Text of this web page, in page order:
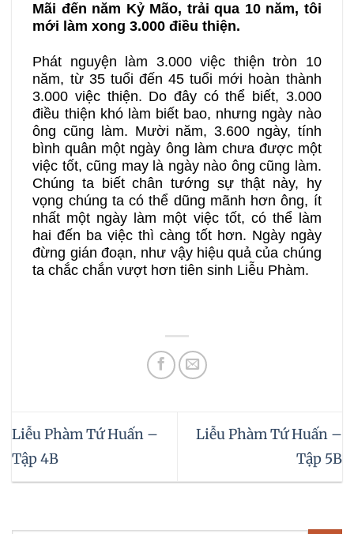
Mãi đến năm Kỷ Mão, trải qua 10 năm, tôi
mới làm xong 3.000 điều thiện.
Phát nguyện làm 3.000 việc thiện tròn 10
năm, từ 35 tuổi đến 45 tuổi mới hoàn thành
3.000 việc thiện. Do đây có thể biết, 3.000
điều thiện khó làm biết bao, nhưng ngày nào
ông cũng làm. Mười năm, 3.600 ngày, tính
bình quân một ngày ông làm chưa được một
việc tốt, cũng may là ngày nào ông cũng làm.
Chúng ta biết chân tướng sự thật này, hy
vọng chúng ta có thể dũng mãnh hơn ông, ít
nhất một ngày làm một việc tốt, có thể làm
hai đến ba việc thì càng tốt hơn. Ngày ngày
đừng gián đoạn, như vậy hiệu quả của chúng
ta chắc chắn vượt hơn tiên sinh Liễu Phàm.
Liễu Phàm Tứ Huấn –
Tập 4B
Liễu Phàm Tứ Huấn –
Tập 5B